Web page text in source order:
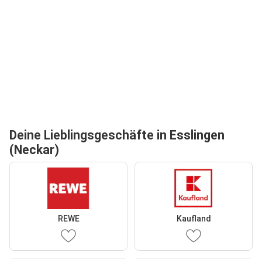
Deine Lieblingsgeschäfte in Esslingen
(Neckar)
REWE Kaufland